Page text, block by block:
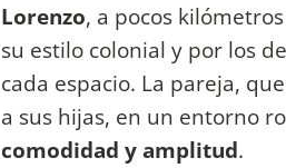
Lorenzo, a pocos
su estilo colonial y por los
cada espacio. La pareja,
a sus hijas, en un entorno
comodidad y amplitud.